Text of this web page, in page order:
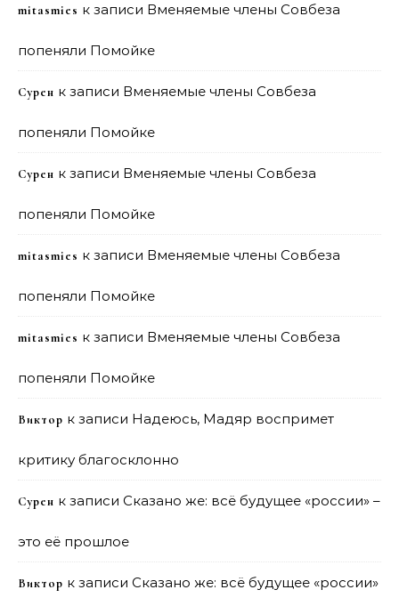
mitasmies к записи Вменяемые члены Совбеза
попеняли Помойке
Сурен к записи Вменяемые члены Совбеза
попеняли Помойке
Сурен к записи Вменяемые члены Совбеза
попеняли Помойке
mitasmies к записи Вменяемые члены Совбеза
попеняли Помойке
mitasmies к записи Вменяемые члены Совбеза
попеняли Помойке
Виктор к записи Надеюсь, Мадяр воспримет
критику благосклонно
Сурен к записи Сказано же: всё будущее «россии» –
это её прошлое
Виктор к записи Сказано же: всё будущее «россии»